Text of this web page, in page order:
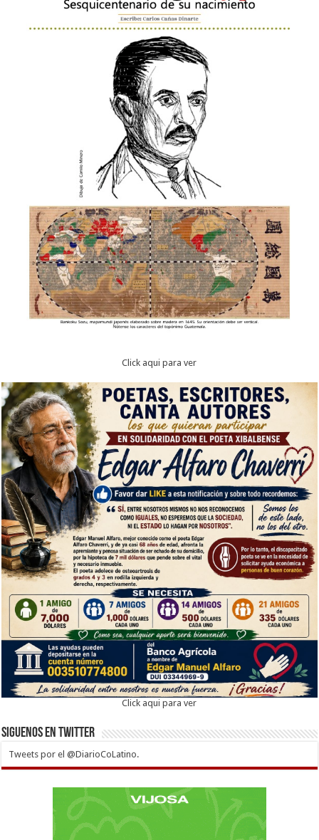
Click aqui para ver
Click aqui para ver
Siguenos en twitter
Tweets por el @DiarioCoLatino.